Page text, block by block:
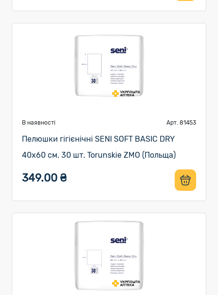
В наявності Арт. 81453
Пелюшки гігієнічні SENI SOFT BASIC DRY
40x60 см. 30 шт. Torunskie ZMO (Польща)
349.00 ₴